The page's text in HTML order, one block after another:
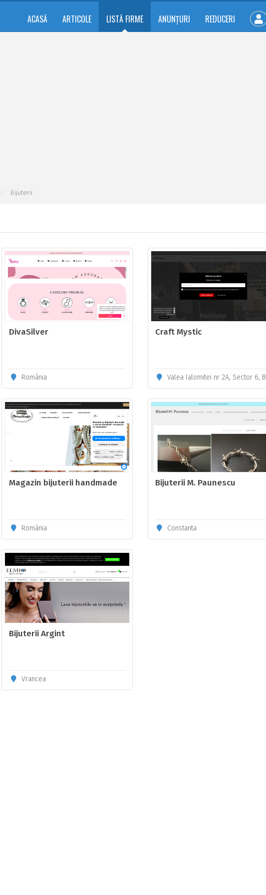
ACASĂ ARTICOLE LISTĂ FIRME ANUNȚURI REDUCERI
Bijuterii
DivaSilver
România
Craft Mystic
Valea Ialomitei nr 2A, Sector 6, Bucuresti 061965
Magazin bijuterii handmade
România
Bijuterii M. Paunescu
Constanta
Bijuterii Argint
Vrancea